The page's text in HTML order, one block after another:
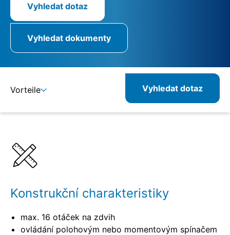
Vyhledat dotaz
Vyhledat dokumenty
Vorteile Vyhledat dotaz
Konstrukční charakteristiky
max. 16 otáček na zdvih
ovládání polohovým nebo momentovým spínačem